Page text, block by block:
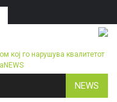
NEWS